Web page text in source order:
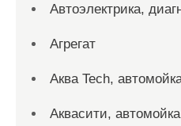
Автоэлектрика,
Агрегат
Аква Tech,
Аквасити, автомойка